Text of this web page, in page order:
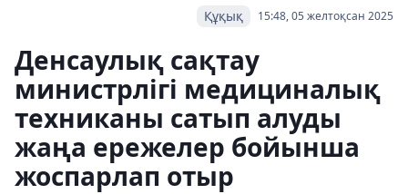
15:48, 05 желтоқсан 2025
Құқық
Денсаулық сақтау
министрлігі медициналық
техниканы сатып алуды
жаңа ережелер бойынша
жоспарлап отыр